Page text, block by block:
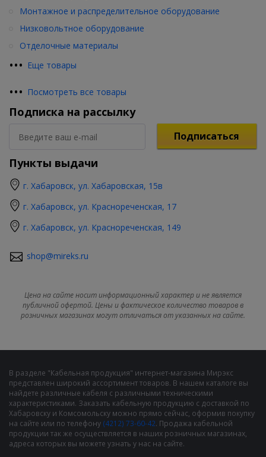
••• Еще товары
Монтажное и распределительное оборудование
Низковольтное оборудование
Отделочные материалы
••• Посмотреть все товары
Подписка на рассылку
Подписаться
Пункты выдачи
г. Хабаровск, ул. Хабаровская, 15в
г. Хабаровск, ул. Краснореченская, 17
г. Хабаровск, ул. Краснореченская, 149
shop@mireks.ru
Цена на сайте носит информационный характер и не является
публичной офертой. Цены и фактическое количество товаров в
розничных магазинах могут отличаться от указанных на сайте.
В разделе "Кабельная продукция" интернет-магазина Мирэкс
представлен широкий ассортимент товаров. В нашем каталоге вы
найдете различные кабеля с различными техническими
характеристиками. Заказать кабельную продукцию с доставкой по
Хабаровску и Комсомольску можно прямо сейчас, оформив покупку
на сайте или по телефону (4212) 73-60-42. Продажа кабельной
продукции так же осуществляется в наших розничных магазинах,
адреса которых вы можете узнать у нас на сайте.